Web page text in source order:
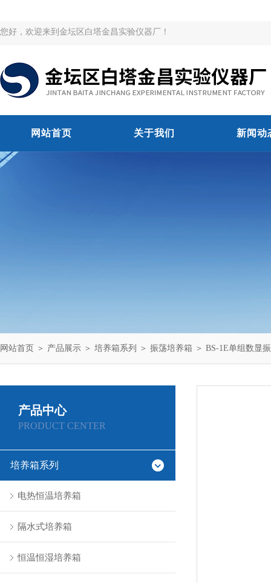
您好，欢迎来到金坛区白塔金昌实验仪器厂！
网站首页 关于我们 新闻动
网站首页 ＞ 产品展示 ＞ 培养箱系列 ＞ 振荡培养箱 ＞ BS-1E单组数显
产品中心
PRODUCT CENTER
培养箱系列
电热恒温培养箱
隔水式培养箱
恒温恒湿培养箱